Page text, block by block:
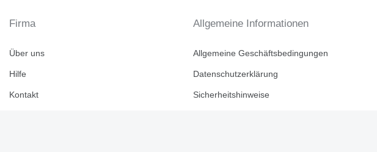
Firma
Über uns
Hilfe
Kontakt
Allgemeine Informationen
Allgemeine Geschäftsbedingungen
Datenschutzerklärung
Sicherheitshinweise